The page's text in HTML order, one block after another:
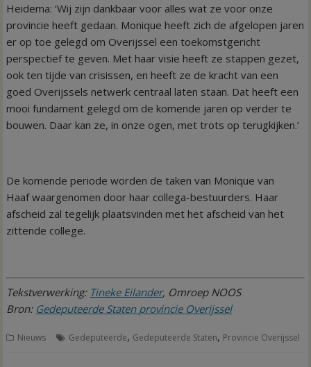
Heidema: ‘Wij zijn dankbaar voor alles wat ze voor onze
provincie heeft gedaan. Monique heeft zich de afgelopen jaren
er op toe gelegd om Overijssel een toekomstgericht
perspectief te geven. Met haar visie heeft ze stappen gezet,
ook ten tijde van crisissen, en heeft ze de kracht van een
goed Overijssels netwerk centraal laten staan. Dat heeft een
mooi fundament gelegd om de komende jaren op verder te
bouwen. Daar kan ze, in onze ogen, met trots op terugkijken.’
De komende periode worden de taken van Monique van
Haaf waargenomen door haar collega-bestuurders. Haar
afscheid zal tegelijk plaatsvinden met het afscheid van het
zittende college.
Tekstverwerking: Tineke Eilander, Omroep NOOS
Bron: Gedeputeerde Staten provincie Overijssel
Nieuws Gedeputeerde, Gedeputeerde Staten, Provincie Overijssel